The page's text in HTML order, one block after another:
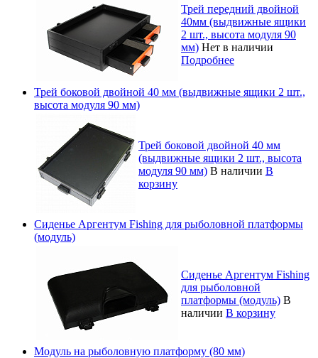
Трей передний двойной
40мм (выдвижные ящики
2 шт., высота модуля 90
мм) Нет в наличии
Подробнее
Трей боковой двойной 40 мм (выдвижные ящики 2 шт.,
высота модуля 90 мм)
Трей боковой двойной 40 мм
(выдвижные ящики 2 шт., высота
модуля 90 мм) В наличии В
корзину
Сиденье Аргентум Fishing для рыболовной платформы
(модуль)
Сиденье Аргентум Fishing
для рыболовной
платформы (модуль) В
наличии В корзину
Модуль на рыболовную платформу (80 мм)